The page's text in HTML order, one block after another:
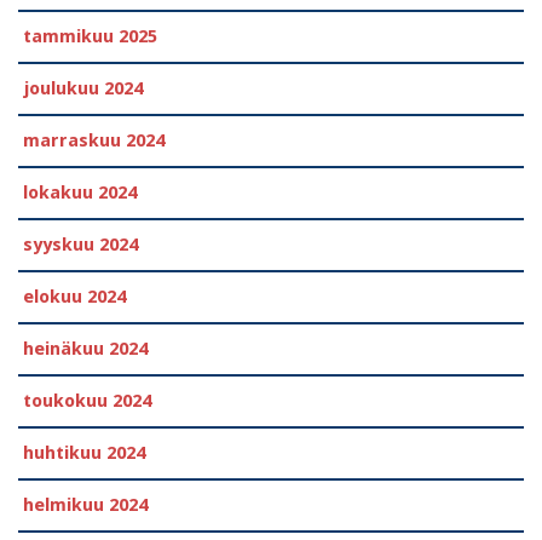
tammikuu 2025
joulukuu 2024
marraskuu 2024
lokakuu 2024
syyskuu 2024
elokuu 2024
heinäkuu 2024
toukokuu 2024
huhtikuu 2024
helmikuu 2024